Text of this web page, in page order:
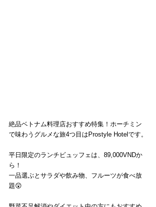
絶品ベトナム料理店おすすめ特集！ホーチミン
で味わうグルメな旅4つ目はProstyle Hotelです。
平日限定のランチビュッフェは、89,000VNDか
ら！
一品選ぶとサラダや飲み物、フルーツが食べ放
題😲